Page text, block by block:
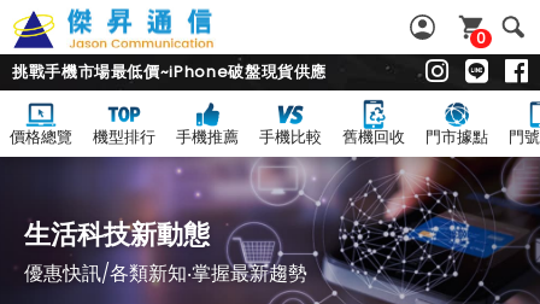
0
挑戰手機市場最低價~iPhone破盤現貨供應
價格總覽 機型排行 手機推薦 手機比較 舊機回收 門市據點 門
生活科技新動態
優惠快訊/各類新知‧掌握最新趨勢